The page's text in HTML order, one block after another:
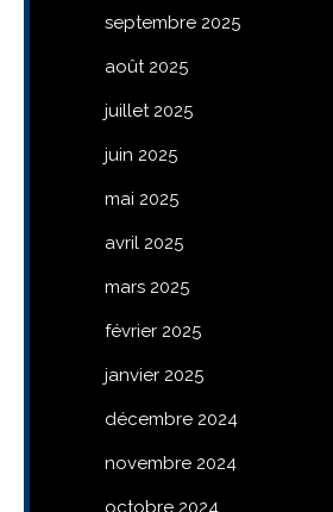
septembre 2025
août 2025
juillet 2025
juin 2025
mai 2025
avril 2025
mars 2025
février 2025
janvier 2025
décembre 2024
novembre 2024
octobre 2024